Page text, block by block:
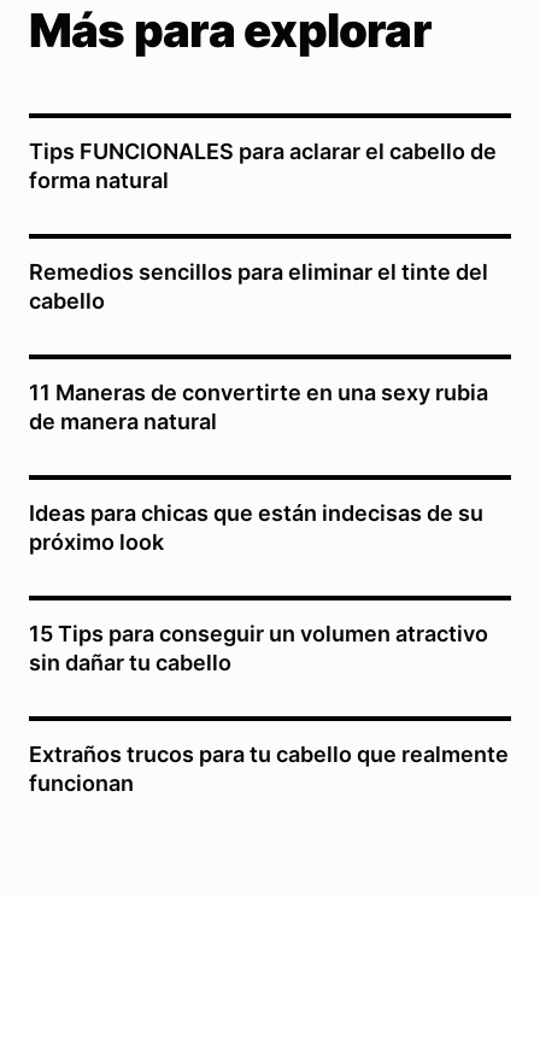
Más para explorar
Tips FUNCIONALES para aclarar el cabello de
forma natural
Remedios sencillos para eliminar el tinte del
cabello
11 Maneras de convertirte en una sexy rubia
de manera natural
Ideas para chicas que están indecisas de su
próximo look
15 Tips para conseguir un volumen atractivo
sin dañar tu cabello
Extraños trucos para tu cabello que realmente
funcionan